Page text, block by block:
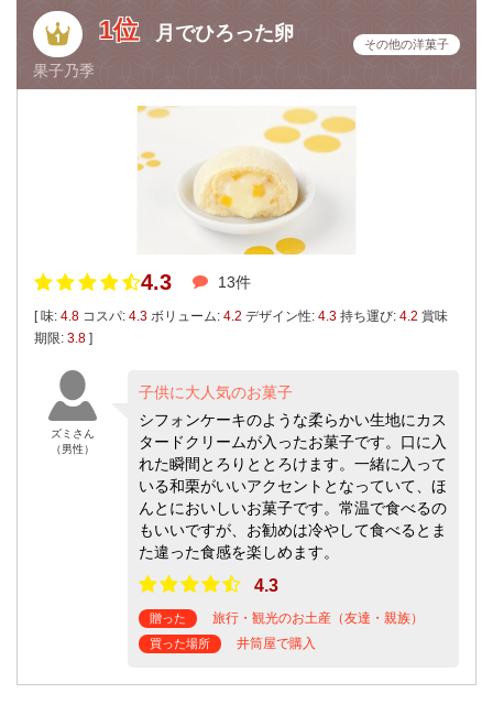
1位 月でひろった卵
果子乃季
その他の洋菓子
4.3 13件
[ 味: 4.8 コスパ: 4.3 ボリューム: 4.2 デザイン性: 4.3 持ち運び: 4.2 賞味
期限: 3.8 ]
ズミさん
（男性）
子供に大人気のお菓子
シフォンケーキのような柔らかい生地にカス
タードクリームが入ったお菓子です。口に入
れた瞬間とろりととろけます。一緒に入って
いる和栗がいいアクセントとなっていて、ほ
んとにおいしいお菓子です。常温で食べるの
もいいですが、お勧めは冷やして食べるとま
た違った食感を楽しめます。
4.3
贈った 旅行・観光のお土産（友達・親族）
買った場所 井筒屋で購入